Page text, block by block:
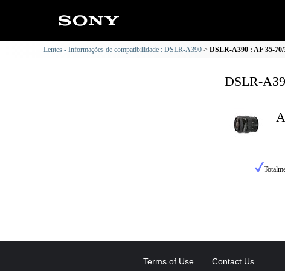
Lentes - Informações de compatibilidade : DSLR-A390 DSLR-A390 : AF 35-
DSLR-
Terms of Use Contact Us